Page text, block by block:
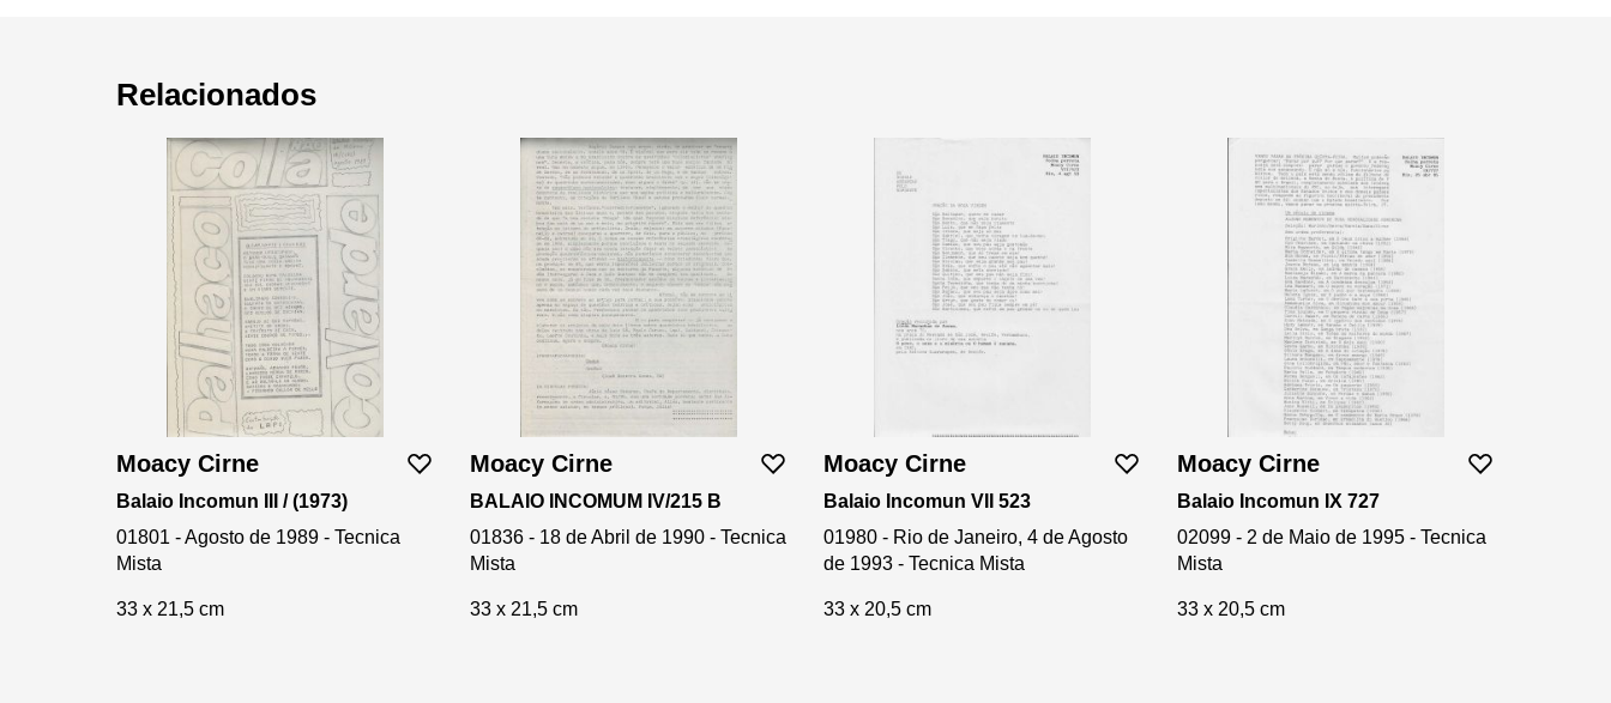
Relacionados
Moacy Cirne
Balaio Incomun III / (1973)
01801 - Agosto de 1989 - Tecnica
Mista
33 x 21,5 cm
Moacy Cirne
BALAIO INCOMUM IV/215 B
01836 - 18 de Abril de 1990 - Tecnica
Mista
33 x 21,5 cm
Moacy Cirne
Balaio Incomun VII 523
01980 - Rio de Janeiro, 4 de Agosto
de 1993 - Tecnica Mista
33 x 20,5 cm
Moacy Cirne
Balaio Incomun IX 727
02099 - 2 de Maio de 1995 - Tecnica
Mista
33 x 20,5 cm